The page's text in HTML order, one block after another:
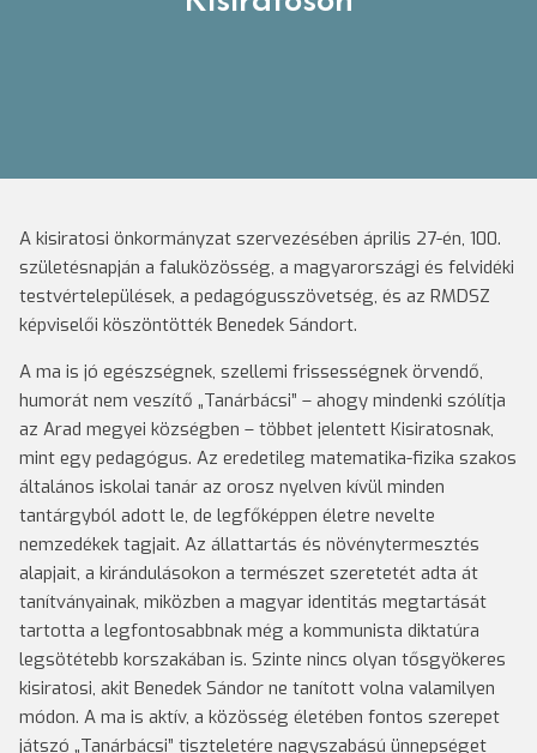
A kisiratosi önkormányzat szervezésében április 27-én, 100.
születésnapján a faluközösség, a magyarországi és felvidéki
testvértelepülések, a pedagógusszövetség, és az RMDSZ
képviselői köszöntötték Benedek Sándort.
A ma is jó egészségnek, szellemi frissességnek örvendő,
humorát nem veszítő „Tanárbácsi” – ahogy mindenki szólítja
az Arad megyei községben – többet jelentett Kisiratosnak,
mint egy pedagógus. Az eredetileg matematika-fizika szakos
általános iskolai tanár az orosz nyelven kívül minden
tantárgyból adott le, de legfőképpen életre nevelte
nemzedékek tagjait. Az állattartás és növénytermesztés
alapjait, a kirándulásokon a természet szeretetét adta át
tanítványainak, miközben a magyar identitás megtartását
tartotta a legfontosabbnak még a kommunista diktatúra
legsötétebb korszakában is. Szinte nincs olyan tősgyökeres
kisiratosi, akit Benedek Sándor ne tanított volna valamilyen
módon. A ma is aktív, a közösség életében fontos szerepet
játszó „Tanárbácsi” tiszteletére nagyszabású ünnepséget